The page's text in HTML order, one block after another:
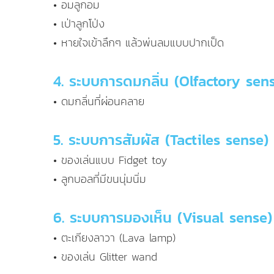
• อมลูกอม
• เป่าลูกโป่ง
• หายใจเข้าลึกๆ แล้วพ่นลมแบบปากเป็ด
4. ระบบการดมกลิ่น (Olfactory
• ดมกลิ่นที่ผ่อนคลาย
5. ระบบการสัมผัส (Tactiles sense)
• ของเล่นแบบ Fidget toy
• ลูกบอลที่มีขนนุ่มนิ่ม
6. ระบบการมองเห็น (Visual sense)
• ตะเกียงลาวา (Lava lamp)
• ของเล่น Glitter wand